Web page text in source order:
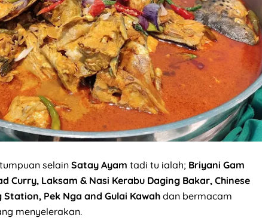
selain Satay Ayam tadi tu ialah; Briyani Gam
Curry, Laksam & Nasi Kerabu Daging Bakar, Chinese
Station, Pek Nga and Gulai Kawah dan bermacam
menyelerakan.